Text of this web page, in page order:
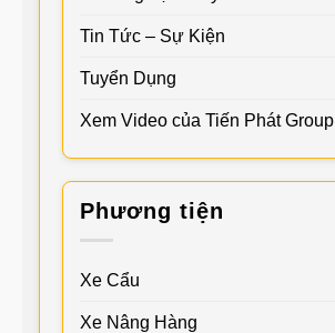
Tin Tức – Sự Kiện
Tuyển Dụng
Xem Video của Tiến Phát Group
Phương tiện
Xe Cẩu
Xe Nâng Hàng